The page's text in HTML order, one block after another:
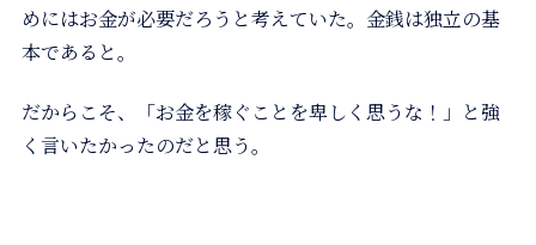
めにはお金が必要だろうと考えていた。金銭は独立の基
本であると。
だからこそ、「お金を稼ぐことを卑しく思うな！」と強
く言いたかったのだと思う。